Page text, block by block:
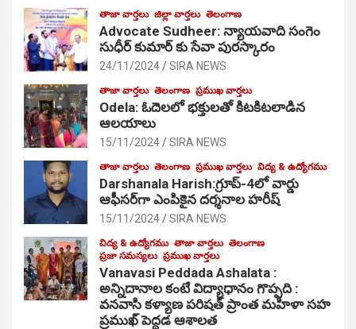
తాజా వార్తలు జిల్లా వార్తలు తెలంగాణ
Advocate Sudheer: న్యాయవాది సంగెం
సుధీర్ కుమార్ కు సేవా పురస్కారం
24/11/2024 SIRA NEWS
తాజా వార్తలు తెలంగాణ ప్రముఖ వార్తలు
Odela: ఓదెల‌లో భక్తులతో కిటకిటలాడిన
ఆల‌యాలు
15/11/2024 SIRA NEWS
తాజా వార్తలు తెలంగాణ ప్రముఖ వార్తలు విద్య & ఉద్యోగము
Darshanala Harish:గ్రూప్-4లో వార్డు
ఆఫీసర్‌గా ఎంపికైన దర్శనాల హరీష్
15/11/2024 SIRA NEWS
విద్య & ఉద్యోగము తాజా వార్తలు తెలంగాణ
ప్రజా సమస్యలు ప్రముఖ వార్తలు
Vanavasi Peddada Ashalata :
అన్నిదానాల కంటే విద్యాధానం గొప్పది :
వనవాసి కళ్యాణ పరిషత్ ప్రాంత మహిళా సహ
ప్రముఖ్ పెద్దడ ఆశాలత